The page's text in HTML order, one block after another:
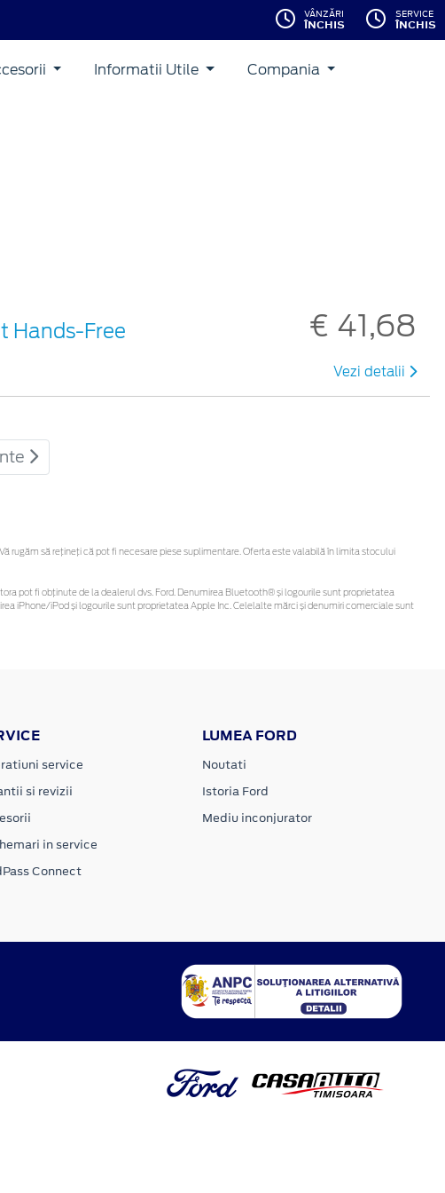
VÂNZĂRI
ÎNCHIS
SERVICE
ÎNCHIS
Informatii Utile Compania
Hands-Free € 41,68
Vezi detalii
rugăm să rețineți că pot fi necesare piese suplimentare. Oferta este valabilă în limita stocului
pot fi obținute de la dealerul dvs. Ford. Denumirea Bluetooth® și logourile sunt proprietatea
iPhone/iPod și logourile sunt proprietatea Apple Inc. Celelalte mărci și denumiri comerciale sunt
service
si revizii
in service
Connect
LUMEA FORD
Noutati
Istoria Ford
Mediu inconjurator